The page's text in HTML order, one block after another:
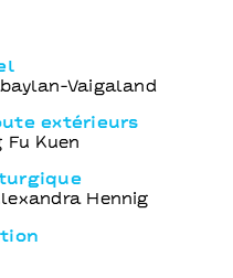
Vaigaland
extérieurs
Fu Kuen
Hennig